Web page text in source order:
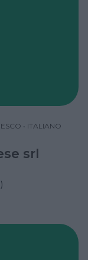
• ITALIANO
srl